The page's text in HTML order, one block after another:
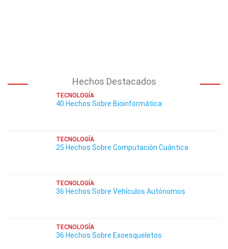
Hechos Destacados
TECNOLOGÍA
40 Hechos Sobre Bioinformática
TECNOLOGÍA
25 Hechos Sobre Computación Cuántica
TECNOLOGÍA
36 Hechos Sobre Vehículos Autónomos
TECNOLOGÍA
36 Hechos Sobre Exoesqueletos